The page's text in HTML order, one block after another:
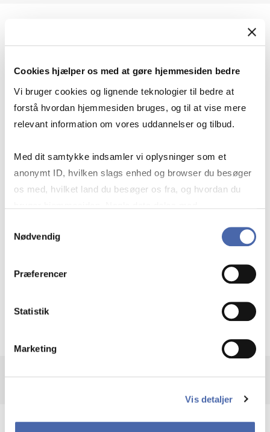
Cookies hjælper os med at gøre hjemmesiden bedre
Vi bruger cookies og lignende teknologier til bedre at
forstå hvordan hjemmesiden bruges, og til at vise mere
relevant information om vores uddannelser og tilbud.
Med dit samtykke indsamler vi oplysninger som et
anonymt ID, hvilken slags enhed og browser du besøger
os med, hvilket land du besøger os fra, og hvordan du
markedsføring. Du bestemmer selv - og kan altid trække
Nødvendig
Præferencer
Statistik
Marketing
Vis detaljer
Geopolitik og businesssikkerhed
navigerer man som virksomhed?
Krigen i Ukraine